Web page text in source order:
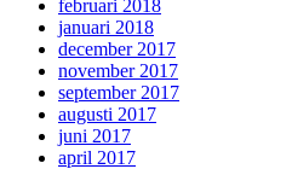
februari 2018
januari 2018
december 2017
november 2017
september 2017
augusti 2017
juni 2017
april 2017